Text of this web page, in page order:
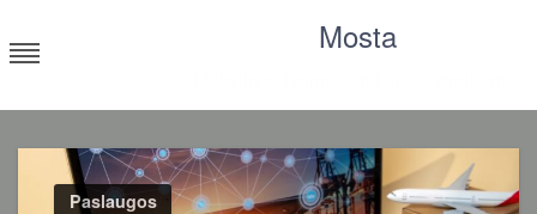
to
content
Mosta
Paslaugos